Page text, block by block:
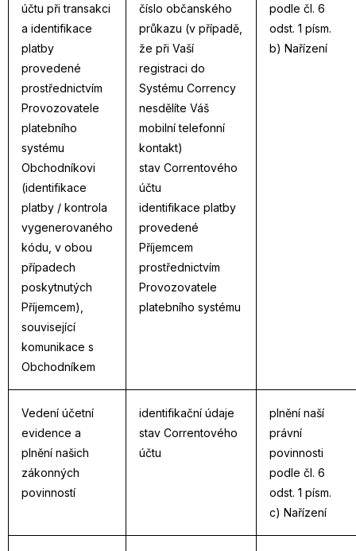
účtu při transakci
a identifikace
platby
provedené
prostřednictvím
Provozovatele
platebního
systému
Obchodníkovi
(identifikace
platby / kontrola
vygenerovaného
kódu, v obou
případech
poskytnutých
Příjemcem),
související
komunikace s
Obchodníkem
číslo občanského
průkazu (v případě,
že při Vaší
registraci do
Systému Corrency
nesdělíte Váš
mobilní telefonní
kontakt)
stav Correntového
účtu
identifikace platby
provedené
Příjemcem
prostřednictvím
Provozovatele
platebního systému
podle čl. 6
odst. 1 písm.
b) Nařízení
Vedení účetní
evidence a
plnění našich
zákonných
povinností
identifikační údaje
stav Correntového
účtu
plnění naší
právní
povinnosti
podle čl. 6
odst. 1 písm.
c) Nařízení